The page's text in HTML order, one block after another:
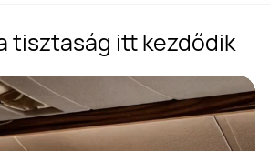
tisztaság itt kezdődik